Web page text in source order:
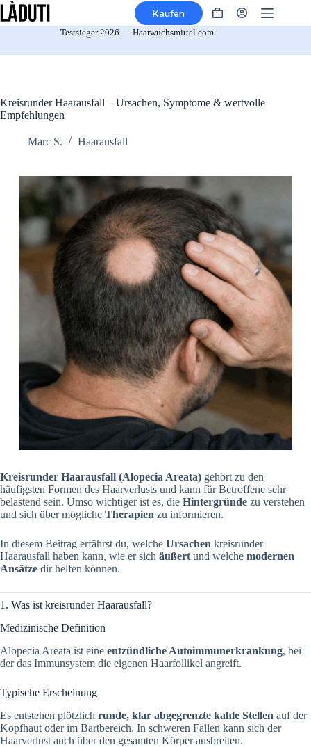
Zum
Inhalt
Kaufen Warenkorb
Testsieger 2026 — Haarwuchsmittel.com
Kreisrunder Haarausfall – Ursachen, Symptome & wertvolle
Empfehlungen
Marc S. Haarausfall
Kreisrunder Haarausfall (Alopecia Areata) gehört zu den
häufigsten Formen des Haarverlusts und kann für Betroffene sehr
belastend sein. Umso wichtiger ist es, die Hintergründe zu verstehen
und sich über mögliche Therapien zu informieren.
In diesem Beitrag erfährst du, welche Ursachen kreisrunder
Haarausfall haben kann, wie er sich äußert und welche modernen
Ansätze dir helfen können.
1. Was ist kreisrunder Haarausfall?
Medizinische Definition
Alopecia Areata ist eine entzündliche Autoimmunerkrankung, bei
der das Immunsystem die eigenen Haarfollikel angreift.
Typische Erscheinung
Es entstehen plötzlich runde, klar abgegrenzte kahle Stellen auf der
Kopfhaut oder im Bartbereich. In schweren Fällen kann sich der
Haarverlust auch über den gesamten Körper ausbreiten.